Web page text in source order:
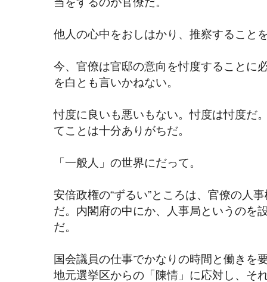
他人の心中をおしはかり、推察すること
今、官僚は官邸の意向を忖度することに
を白とも言いかねない。
忖度に良いも悪いもない。忖度は忖度だ
てことは十分ありがちだ。
「一般人」の世界にだって。
安倍政権の“ずるい”ところは、官僚の人
だ。内閣府の中にか、人事局というのを
だ。
国会議員の仕事でかなりの時間と働きを
地元選挙区からの「陳情」に応対し、そ